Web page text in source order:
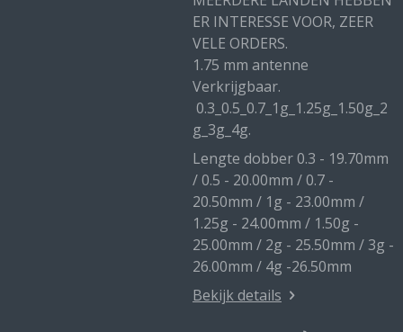
ER INTERESSE VOOR, ZEER
VELE ORDERS.
1.75 mm antenne
Verkrijgbaar.
0.3_0.5_0.7_1g_1.25g_1.50g_2
g_3g_4g.
Lengte dobber 0.3 - 19.70mm
/ 0.5 - 20.00mm / 0.7 -
20.50mm / 1g - 23.00mm /
1.25g - 24.00mm / 1.50g -
25.00mm / 2g - 25.50mm / 3g -
26.00mm / 4g -26.50mm
Bekijk details